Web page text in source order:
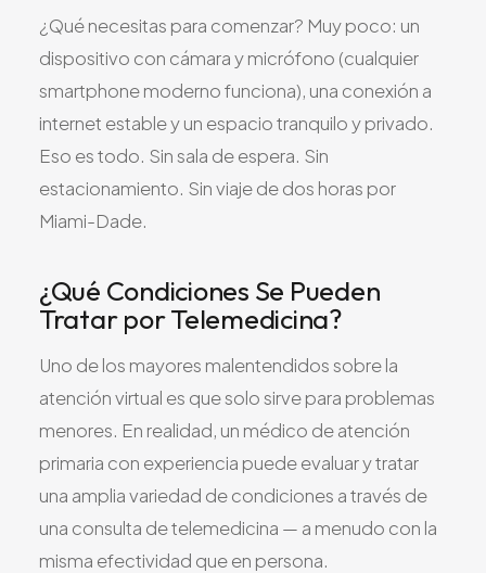
¿Qué necesitas para comenzar? Muy poco: un
dispositivo con cámara y micrófono (cualquier
smartphone moderno funciona), una conexión a
internet estable y un espacio tranquilo y privado.
Eso es todo. Sin sala de espera. Sin
estacionamiento. Sin viaje de dos horas por
Miami-Dade.
¿Qué Condiciones Se Pueden
Tratar por Telemedicina?
Uno de los mayores malentendidos sobre la
atención virtual es que solo sirve para problemas
menores. En realidad, un médico de atención
primaria con experiencia puede evaluar y tratar
una amplia variedad de condiciones a través de
una consulta de telemedicina — a menudo con la
misma efectividad que en persona.